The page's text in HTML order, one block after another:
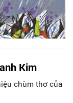
Kim
chùm thơ của